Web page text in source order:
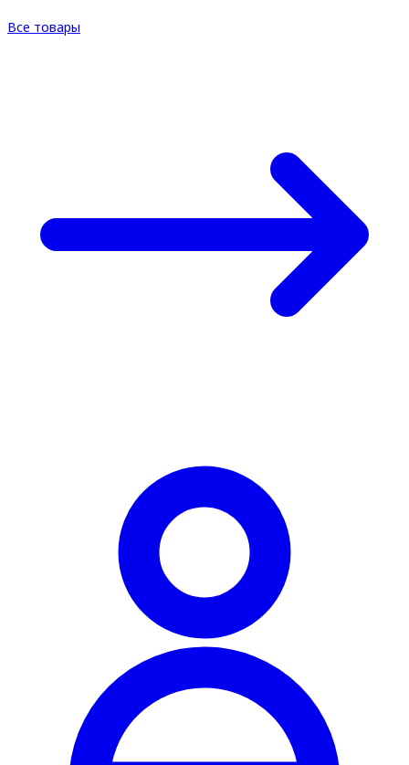
Все товары